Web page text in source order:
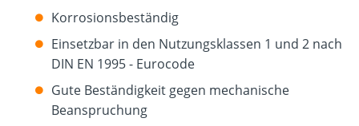
Korrosionsbeständig
Einsetzbar in den Nutzungsklassen 1 und 2 nach
DIN EN 1995 - Eurocode
Gute Beständigkeit gegen mechanische
Beanspruchung